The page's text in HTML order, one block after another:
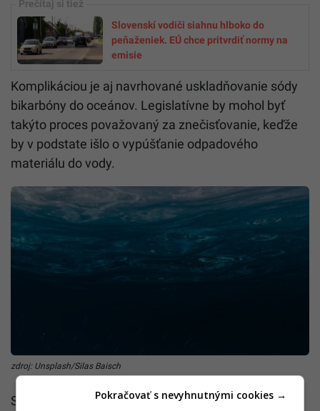
Slovenskí vodiči siahnu hlboko do
peňaženiek. EÚ chce pritvrdiť normy na
emisie
Komplikáciou je aj navrhované uskladňovanie sódy
bikarbóny do oceánov. Legislatívne by mohol byť
takýto proces považovaný za znečisťovanie, keďže
by v podstate išlo o vypúšťanie odpadového
materiálu do vody.
zdroj: Unsplash/Silas Baisch
SenGupta však argumentuje, že aj táto súčasť plánu
Pokračovať s nevyhnutnými cookies →